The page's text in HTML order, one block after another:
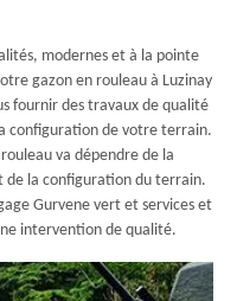
modernes et à la pointe
gazon en rouleau à Luzinay
fournir des travaux de qualité
configuration de votre terrain.
va dépendre de la
la configuration du terrain.
Gurvene vert et services et
intervention de qualité.